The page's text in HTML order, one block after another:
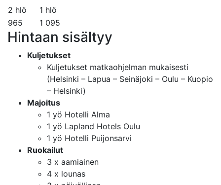
2 hlö
1 hlö
965
1 095
Hintaan sisältyy
Kuljetukset
Kuljetukset matkaohjelman mukaisesti
(Helsinki – Lapua – Seinäjoki – Oulu – Kuopio
– Helsinki)
Majoitus
1 yö Hotelli Alma
1 yö Lapland Hotels Oulu
1 yö Hotelli Puijonsarvi
Ruokailut
3 x aamiainen
4 x lounas